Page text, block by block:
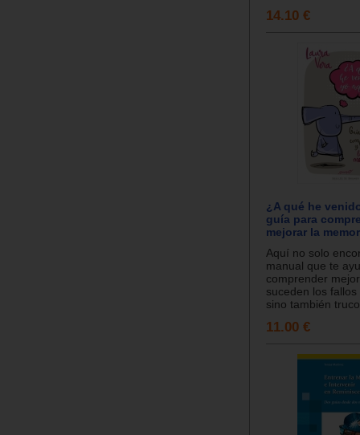
14.10 €
¿A qué he
guía para
mejorar la
Aquí no solo
manual que te
comprender
suceden los
sino también
11.00 €